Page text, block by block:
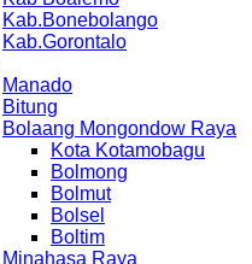
Kab.Bonebolango
Kab.Gorontalo
Manado
Bitung
Bolaang Mongondow Raya
Kota Kotamobagu
Bolmong
Bolmut
Bolsel
Boltim
Minahasa Raya